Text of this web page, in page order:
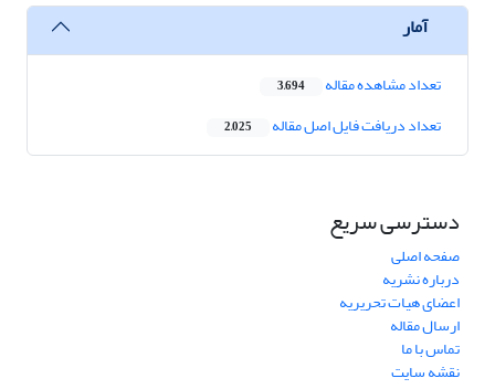
آمار
تعداد مشاهده مقاله 3,694
تعداد دریافت فایل اصل مقاله 2,025
دسترسی سریع
صفحه اصلی
درباره نشریه
اعضای هیات تحریریه
ارسال مقاله
تماس با ما
نقشه سایت